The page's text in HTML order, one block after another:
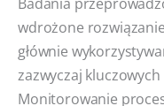
wdrożone
głównie
zazwyczaj
Monitorowanie